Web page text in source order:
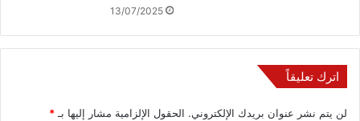
13/07/2025
اترك تعليقاً
لن يتم نشر عنوان بريدك الإلكتروني. الحقول الإلزامية مشار إليها بـ *